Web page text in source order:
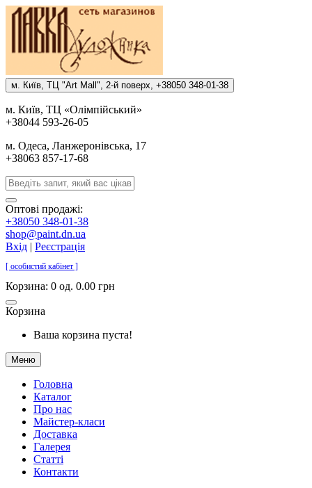
м. Киïв, ТЦ "Art Mall", 2-й поверх, +38050 348-01-38
м. Киïв, ТЦ «Олiмпiйський»
+38044 593-26-05
м. Одеса, Ланжеронiвська, 17
+38063 857-17-68
Оптові продажі:
+38050 348-01-38
shop@paint.dn.ua
Вхід | Реєстрація
[ особистий кабінет ]
Корзина: 0 од. 0.00 грн
Корзина
Ваша корзина пуста!
Меню
Головна
Каталог
Про нас
Майстер-класи
Доставка
Галерея
Статтi
Контакти